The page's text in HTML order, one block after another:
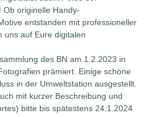
originelle Handy-
entstanden mit professioneller
auf Eure digitalen
des BN am 1.2.2023 in
prämiert. Einige schöne
in der Umweltstation ausgestellt.
mit kurzer Beschreibung und
bitte bis spätestens 24.1.2024